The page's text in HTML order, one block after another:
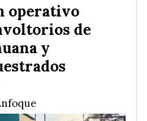
operativo
de
y